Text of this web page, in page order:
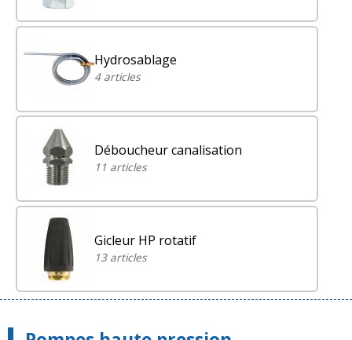
Hydrosablage
4 articles
Déboucheur canalisation
11 articles
Gicleur HP rotatif
13 articles